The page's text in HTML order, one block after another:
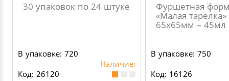
30 упаковок по 24 штуке
В упаковке: 720
Наличие:
Код: 26120
Фуршетная
«Малая тарелка»
65х65мм – 45мл
В упаковке: 750
Код: 16126